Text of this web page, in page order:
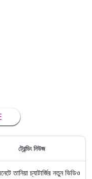
ট্রেন্ডিং নিউজ
চ্যাটার্জির নতুন ভিডিও